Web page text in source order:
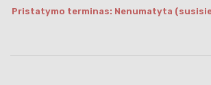
Pristatymo terminas: Nenumatyta